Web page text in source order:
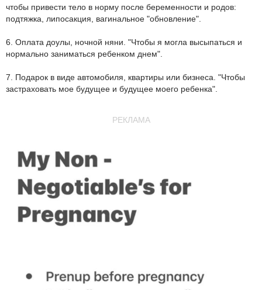
чтобы привести тело в норму после беременности и родов:
подтяжка, липосакция, вагинальное "обновление".
6. Оплата доулы, ночной няни. "Чтобы я могла высыпаться и
нормально заниматься ребенком днем".
7. Подарок в виде автомобиля, квартиры или бизнеса. "Чтобы
застраховать мое будущее и будущее моего ребенка".
РЕКЛАМА